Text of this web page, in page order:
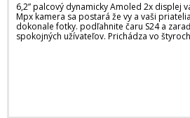
6,2” palcový dynamicky Amoled 2x displej
Mpx kamera sa postará že vy a vaši
dokonale fotky. podľahnite čaru S24 a
spokojných užívateľov. Prichádza vo